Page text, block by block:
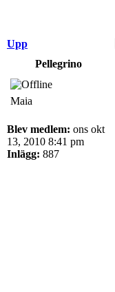
Upp
Pellegrino
Maia
Blev medlem: ons okt
13, 2010 8:41 pm
Inlägg: 887